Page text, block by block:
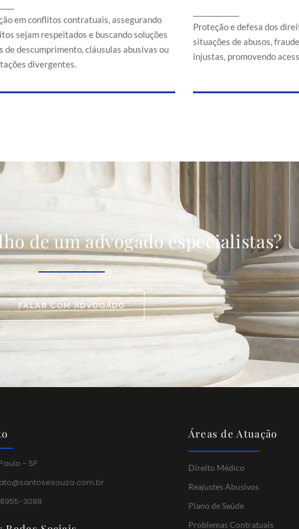
em conflitos contratuais, assegurando
sejam respeitados e buscando soluções
de descumprimento, cláusulas abusivas ou
divergentes.
que direitos sejam respeitados e
buscando soluções em casos de
descumprimento, cláusulas abusivas ou
interpretações divergentes.
Proteção e defesa dos
situações de abusos,
injustas, promovendo
comerciais injustas,
de um advogado especialistas?
FALAR COM ADVOGADO
- SP
3088
Áreas de Atuação
Direito Médico
Reajustes Abusivos
Plano de Saúde
Problemas Contratuais